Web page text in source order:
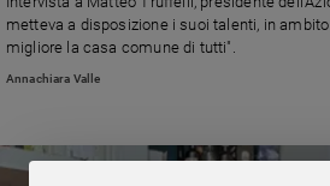
metteva a disposizione i suoi talenti, in
migliore la casa comune di tutti".
Annachiara Valle